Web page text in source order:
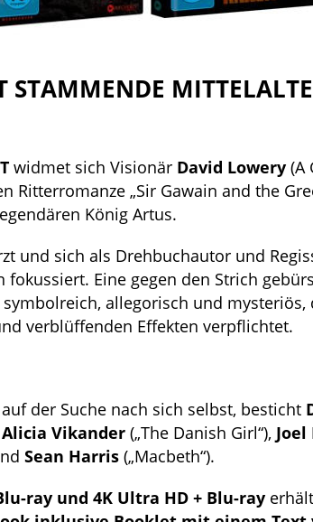
STAMMENDE
widmet sich Visionär David Lowery (A
„Sir Gawain and the
König Artus.
und sich als Drehbuchautor und
Eine gegen den Strich
allegorisch und mysteriös,
verblüffenden Effekten verpflichtet.
der Suche nach sich selbst, besticht
Alicia Vikander („The Danish Girl“), Joel
Sean Harris („Macbeth“).
ray und 4K Ultra HD + Blu-ray